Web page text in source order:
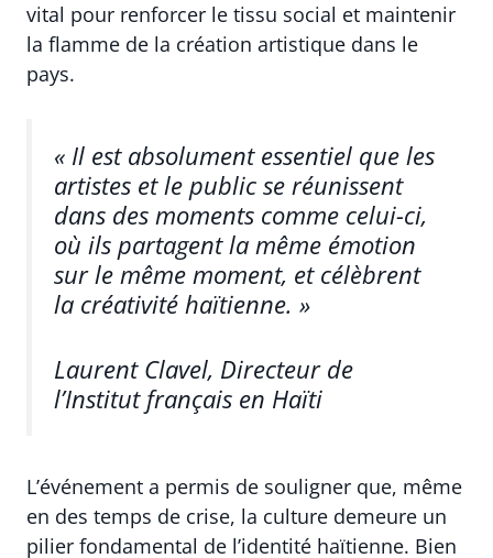
vital pour renforcer le tissu social et maintenir
la flamme de la création artistique dans le
pays.
« Il est absolument essentiel que les
artistes et le public se réunissent
dans des moments comme celui-ci,
où ils partagent la même émotion
sur le même moment, et célèbrent
la créativité haïtienne. »
Laurent Clavel, Directeur de
l’Institut français en Haïti
L’événement a permis de souligner que, même
en des temps de crise, la culture demeure un
pilier fondamental de l’identité haïtienne. Bien